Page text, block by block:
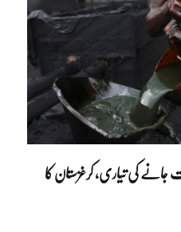
کی تیاری، کرغزستان کا